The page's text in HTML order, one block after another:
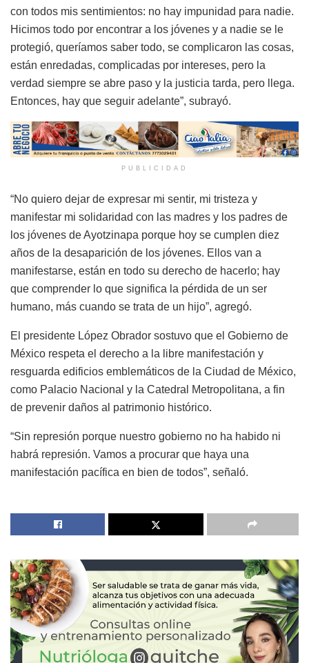
con todos mis sentimientos: no hay impunidad para nadie.
Hicimos todo por encontrar a los jóvenes y a nadie se le
protegió, queríamos saber todo, se complicaron las cosas,
están enredadas, complicadas por intereses, pero la
verdad siempre se abre paso y la justicia tarda, pero llega.
Entonces, hay que seguir adelante”, subrayó.
PUBLICIDAD
“No quiero dejar de expresar mi sentir, mi tristeza y
manifestar mi solidaridad con las madres y los padres de
los jóvenes de Ayotzinapa porque hoy se cumplen diez
años de la desaparición de los jóvenes. Ellos van a
manifestarse, están en todo su derecho de hacerlo; hay
que comprender lo que significa la pérdida de un ser
humano, más cuando se trata de un hijo”, agregó.
El presidente López Obrador sostuvo que el Gobierno de
México respeta el derecho a la libre manifestación y
resguarda edificios emblemáticos de la Ciudad de México,
como Palacio Nacional y la Catedral Metropolitana, a fin
de prevenir daños al patrimonio histórico.
“Sin represión porque nuestro gobierno no ha habido ni
habrá represión. Vamos a procurar que haya una
manifestación pacífica en bien de todos”, señaló.